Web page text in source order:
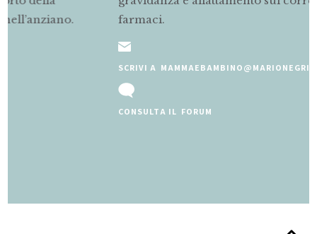
farmaci.
SCRIVI A MAMMAEBAMBINO@MARIONEGRI.IT
CONSULTA IL FORUM